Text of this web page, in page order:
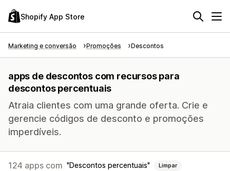
Shopify App Store
Marketing e conversão Promoções Descontos
apps de descontos com recursos para
descontos percentuais
Atraia clientes com uma grande oferta. Crie e
gerencie códigos de desconto e promoções
imperdíveis.
124 apps com Descontos percentuais Limpar